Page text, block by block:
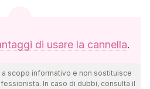
di usare la cannella.
scopo informativo e non sostituisce
In caso di dubbi, consulta il